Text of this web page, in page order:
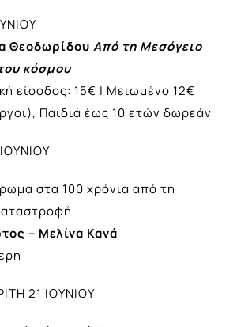
Θεοδωρίδου Από τη Μεσόγειο
κόσμου
είσοδος: 15€ | Μειωμένο 12€
Παιδιά έως 10 ετών δωρεάν
στα 100 χρόνια από τη
– Μελίνα Κανά
21 IOYNIOY